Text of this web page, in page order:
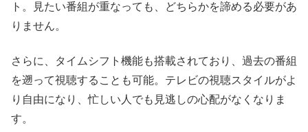
ト。見たい番組が重なっても、どちらかを諦める必要があ
りません。
さらに、タイムシフト機能も搭載されており、過去の番組
を遡って視聴することも可能。テレビの視聴スタイルがよ
り自由になり、忙しい人でも見逃しの心配がなくなりま
す。